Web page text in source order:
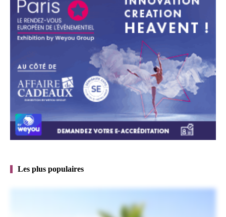
Les plus populaires